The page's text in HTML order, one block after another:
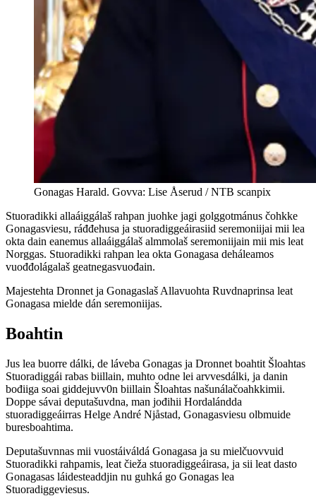
Gonagas Harald. Govva: Lise Åserud / NTB scanpix
Stuoradikki allaáiggálaš rahpan juohke jagi golggotmánus čohkke
Gonagasviesu, ráđđehusa ja stuoradiggeáirasiid seremoniijai mii lea
okta dain eanemus allaáiggálaš almmolaš seremoniijain mii mis leat
Norggas. Stuoradikki rahpan lea okta Gonagasa deháleamos
vuođđolágalaš geatnegasvuođain.
Majestehta Dronnet ja Gonagaslaš Allavuohta Ruvdnaprinsa leat
Gonagasa mielde dán seremoniijas.
Boahtin
Jus lea buorre dálki, de láveba Gonagas ja Dronnet boahtit Šloahtas
Stuoradiggái rabas biillain, muhto odne lei arvvesdálki, ja danin
bođiiga soai giddejuvv0n biillain Šloahtas našunálačoahkkimii.
Doppe sávai deputašuvdna, man jođihii Hordalándda
stuoradiggeáirras Helge André Njåstad, Gonagasviesu olbmuide
buresboahtima.
Deputašuvnnas mii vuostáiváldá Gonagasa ja su mielčuovvuid
Stuoradikki rahpamis, leat čieža stuoradiggeáirasa, ja sii leat dasto
Gonagasas láidesteaddjin nu guhká go Gonagas lea
Stuoradiggeviesus.